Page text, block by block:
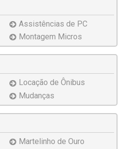
Assistências de PC
Montagem Micros
Locação de Ônibus
Mudanças
Martelinho de Ouro